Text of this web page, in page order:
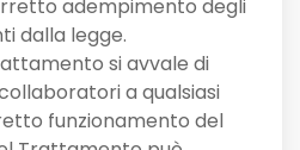
adempimento degli
dalla legge.
si avvale di
a qualsiasi
funzionamento del